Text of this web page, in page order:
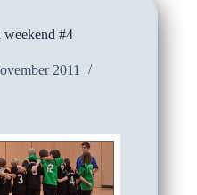
weekend #4
2011